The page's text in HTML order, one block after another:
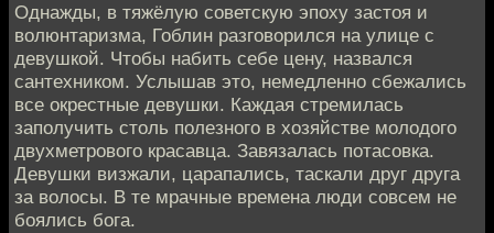
Однажды, в тяжёлую советскую эпоху застоя и
волюнтаризма, Гоблин разговорился на улице с
девушкой. Чтобы набить себе цену, назвался
сантехником. Услышав это, немедленно сбежались
все окрестные девушки. Каждая стремилась
заполучить столь полезного в хозяйстве молодого
двухметрового красавца. Завязалась потасовка.
Девушки визжали, царапались, таскали друг друга
за волосы. В те мрачные времена люди совсем не
боялись бога.